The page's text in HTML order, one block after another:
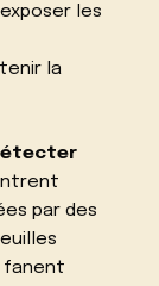
les
la
par des
fanent